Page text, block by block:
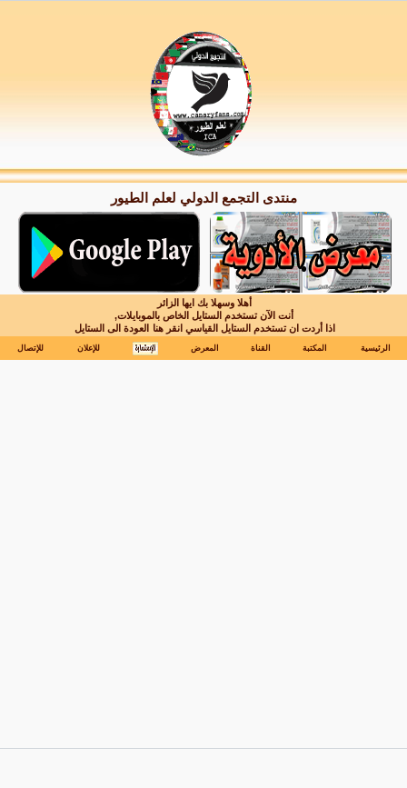
منتدى التجمع الدولي لعلم الطيور
أهلا وسهلا بك ايها الزائر
أنت الآن تستخدم الستايل الخاص بالموبايلات,
اذا أردت ان تستخدم الستايل القياسي انقر هنا العودة الى الستايل
الرئيسية المكتبة القناة المعرض للإعلان للإتصال